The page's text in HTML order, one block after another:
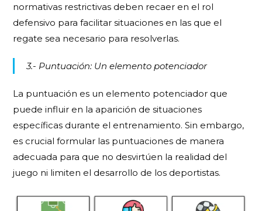
normativas restrictivas deben recaer en el rol
defensivo para facilitar situaciones en las que el
regate sea necesario para resolverlas.
3.- Puntuación: Un elemento potenciador
La puntuación es un elemento potenciador que
puede influir en la aparición de situaciones
específicas durante el entrenamiento. Sin embargo,
es crucial formular las puntuaciones de manera
adecuada para que no desvirtúen la realidad del
juego ni limiten el desarrollo de los deportistas.